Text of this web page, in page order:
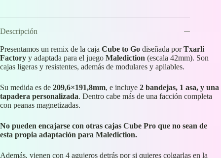
Descripción
Presentamos un remix de la caja Cube to Go diseñada porTxarli
Factory y adaptada para el juego Malediction (escala 42mm). Son
cajas ligeras y resistentes, además de modulares y apilables.
Su medida es de 209,6×191,8mm, e incluye 2 bandejas, 1 asa, y una
tapadera personalizada. Dentro cabe más de una facción completa
con peanas magnetizadas.
No pueden encajarse con otras cajas Cube Pro que no sean de
esta propia adaptación para Malediction.
Además, vienen con 4 agujeros detrás por si quieres colgarlas en la